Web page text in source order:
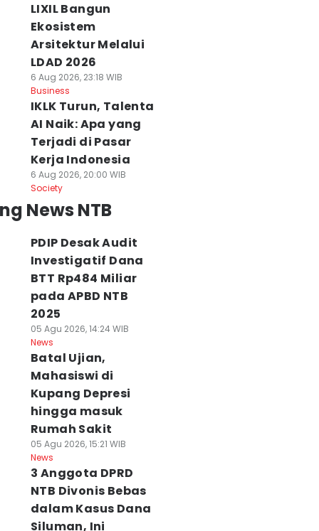
LIXIL Bangun
Ekosistem
Arsitektur Melalui
LDAD 2026
6 Aug 2026, 23:18 WIB
Business
IKLK Turun, Talenta
AI Naik: Apa yang
Terjadi di Pasar
Kerja Indonesia
6 Aug 2026, 20:00 WIB
Society
News NTB
PDIP Desak Audit
Investigatif Dana
BTT Rp484 Miliar
pada APBD NTB
2025
05 Agu 2026, 14:24 WIB
News
Batal Ujian,
Mahasiswi di
Kupang Depresi
hingga masuk
Rumah Sakit
05 Agu 2026, 15:21 WIB
News
3 Anggota DPRD
NTB Divonis Bebas
dalam Kasus Dana
Siluman, Ini